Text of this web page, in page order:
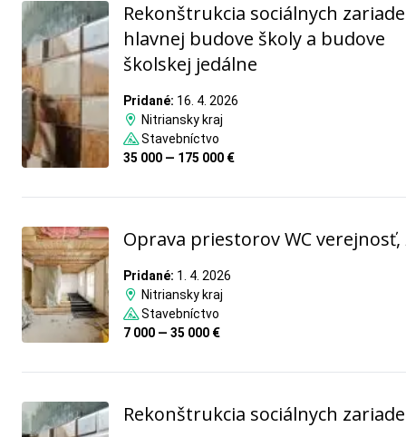
Rekonštrukcia sociálnych
hlavnej budove školy a budove
školskej jedálne
Pridané: 16. 4. 2026
Nitriansky kraj
Stavebníctvo
35 000 — 175 000 €
Oprava priestorov WC verejnosť,
Pridané: 1. 4. 2026
Nitriansky kraj
Stavebníctvo
7 000 — 35 000 €
Rekonštrukcia sociálnych